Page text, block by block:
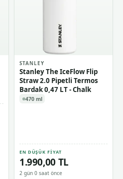
STANLEY
Stanley The IceFlow Flip
Straw 2.0 Pipetli Termos
Bardak 0,47 LT - Chalk
470 ml
EN DÜŞÜK FIYAT
1.990,00 TL
2 gün 0 saat önce